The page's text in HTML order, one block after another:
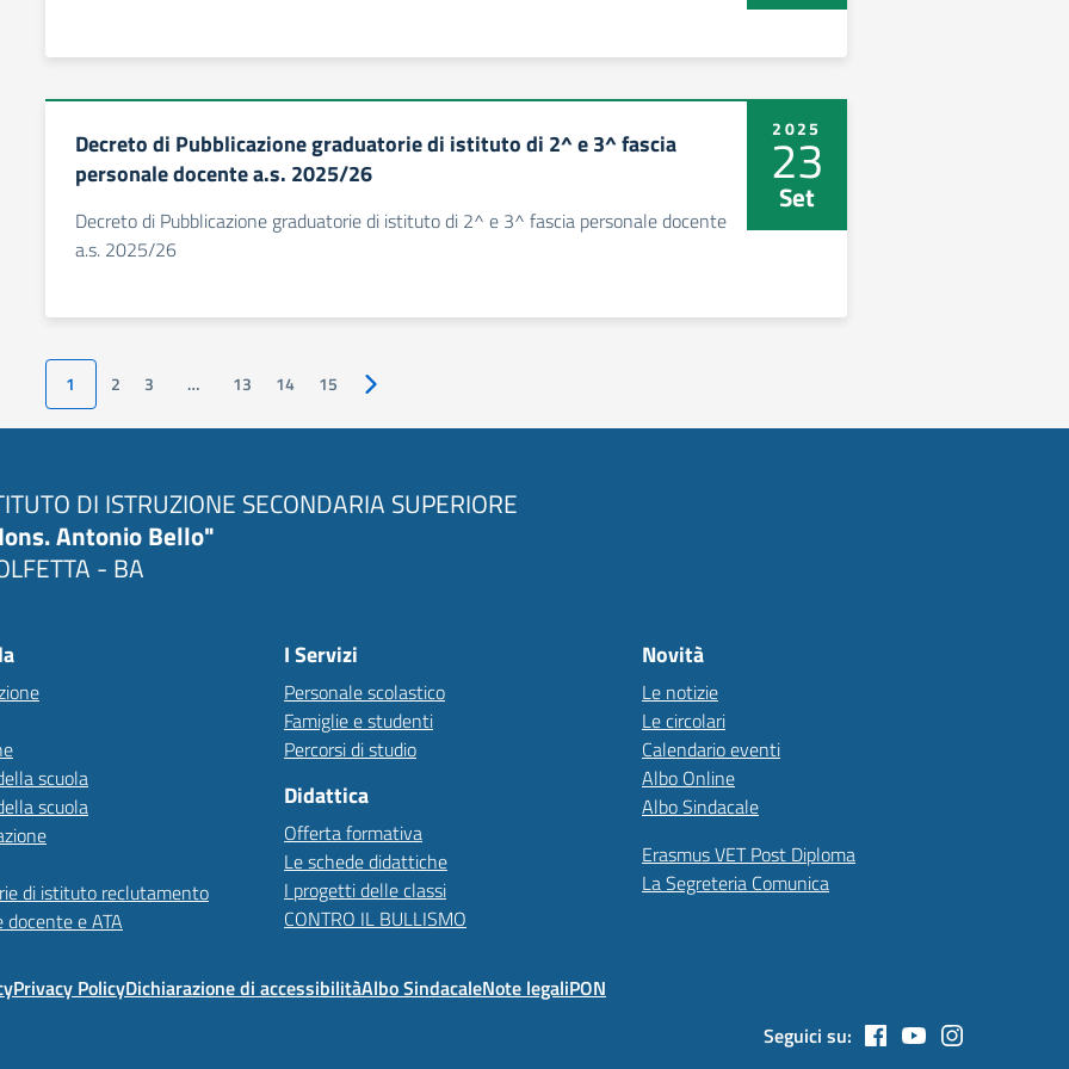
2025
23
Set
Decreto di Pubblicazione graduatorie di istituto di 2^ e 3^ fascia
personale docente a.s. 2025/26
Decreto di Pubblicazione graduatorie di istituto di 2^ e 3^ fascia personale docente
a.s. 2025/26
1 2 3 … 13 14 15 Pagina successiva
DI ISTRUZIONE SECONDARIA SUPERIORE
Antonio Bello"
- BA
scuola
scuola
di istituto reclutamento
docente e ATA
I Servizi
Personale scolastico
Famiglie e studenti
Percorsi di studio
Didattica
Offerta formativa
Le schede didattiche
I progetti delle classi
CONTRO IL BULLISMO
Novità
Le notizie
Le circolari
Calendario eventi
Albo Online
Albo Sindacale
Erasmus VET Post Diploma
La Segreteria Comunica
Privacy PolicyDichiarazione di accessibilitàAlbo SindacaleNote legaliPON
Seguici su: